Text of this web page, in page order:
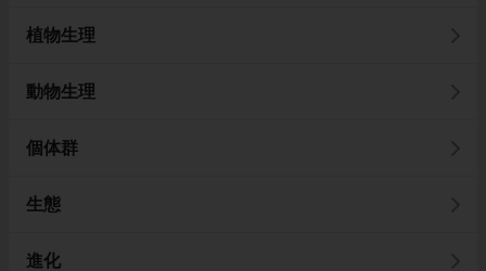
植物生理
動物生理
個体群
生態
進化